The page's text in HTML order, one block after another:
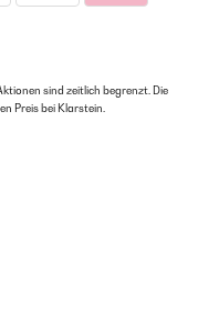
sind zeitlich begrenzt. Die
Preis bei Klarstein.